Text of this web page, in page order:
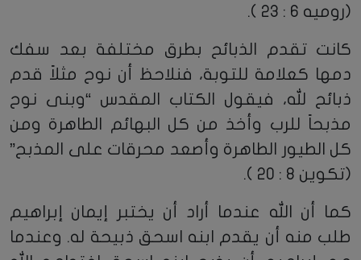
(روميه 6 : 23 ).
كانت تقدم الذبائح بطرق مختلفة بعد سفك
دمها كعلامة للتوبة، فنلاحظ أن نوح مثلاً قدم
ذبائح لله، فيقول الكتاب المقدس “وبنى نوح
مذبحاً للرب وأخذ من كل البهائم الطاهرة ومن
كل الطيور الطاهرة وأصعد محرقات على المذبح”
(تكوين 8 : 20 ).
كما أن الله عندما أراد أن يختبر إيمان إبراهيم
طلب منه أن يقدم ابنه اسحق ذبيحة له. وعندما